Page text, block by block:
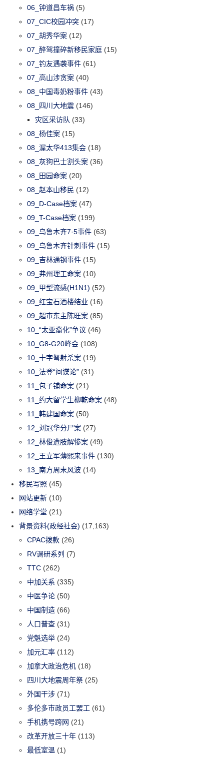
06_钟道昌车祸 (5)
07_CIC校园冲突 (17)
07_胡秀华案 (12)
07_醉驾撞碎新移民家庭 (15)
07_钓友遇袭事件 (61)
07_高山涉贪案 (40)
08_中国毒奶粉事件 (43)
08_四川大地震 (146)
灾区采访队 (33)
08_杨佳案 (15)
08_渥太华413集会 (18)
08_灰狗巴士割头案 (36)
08_田园命案 (20)
08_赵本山移民 (12)
09_D-Case档案 (47)
09_T-Case档案 (199)
09_乌鲁木齐7·5事件 (63)
09_乌鲁木齐针刺事件 (15)
09_吉林通钢事件 (15)
09_弗州理工命案 (10)
09_甲型流感(H1N1) (52)
09_红宝石酒楼结业 (16)
09_超市东主陈旺案 (85)
10_“太亚裔化”争议 (46)
10_G8-G20峰会 (108)
10_十字弩射杀案 (19)
10_法登“间谍论” (31)
11_包子铺命案 (21)
11_约大留学生柳乾命案 (48)
11_韩建国命案 (50)
12_刘冠华分尸案 (27)
12_林俊遭肢解惨案 (49)
12_王立军薄熙来事件 (130)
13_南方周末风波 (14)
移民写照 (45)
网站更新 (10)
网络学堂 (21)
背景资料(政经社会) (17,163)
CPAC拨款 (26)
RV调研系列 (7)
TTC (262)
中加关系 (335)
中医争论 (50)
中国制造 (66)
人口普查 (31)
党魁选举 (24)
加元汇率 (112)
加拿大政治危机 (18)
四川大地震周年祭 (25)
外国干涉 (71)
多伦多市政员工罢工 (61)
手机携号跨网 (21)
改革开放三十年 (113)
最低室温 (1)